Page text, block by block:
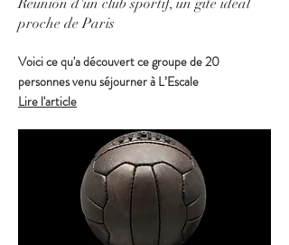
Réunion d'un club sportif, un gîte idéal
proche de Paris
Voici ce qu'a découvert ce groupe de 20
personnes venu séjourner à L’Escale
Lire l'article